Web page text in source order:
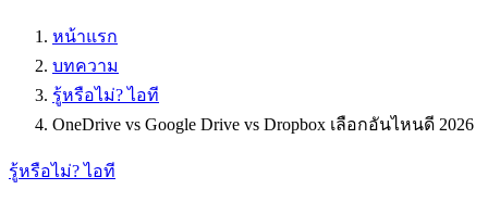
หน้าแรก
บทความ
รู้หรือไม่? ไอที
OneDrive vs Google Drive vs Dropbox เลือกอันไหนดี 2026
รู้หรือไม่? ไอที